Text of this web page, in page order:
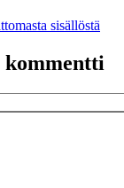
sisällöstä